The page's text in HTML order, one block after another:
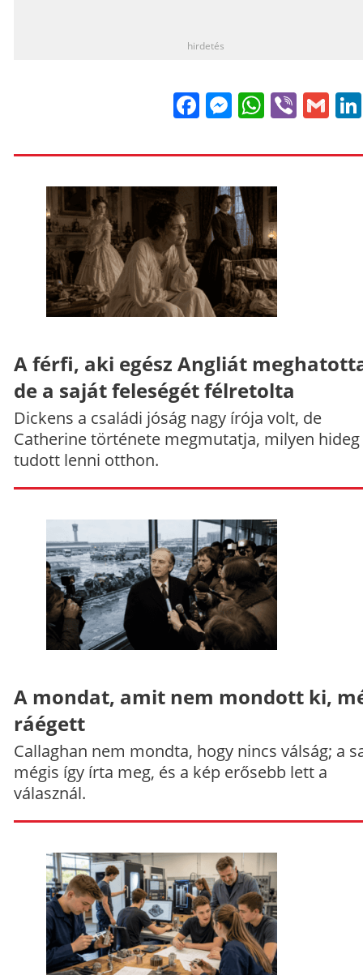
hirdetés
FacebookViber
A férfi, aki egész Angliát
de a saját feleségét félretolta
Dickens a családi jóság nagy írója volt, de
Catherine története megmutatja, milyen hideg
tudott lenni otthon.
A mondat, amit nem mondott ki,
ráégett
Callaghan nem mondta, hogy nincs válság; a
mégis így írta meg, és a kép erősebb lett a
válasznál.